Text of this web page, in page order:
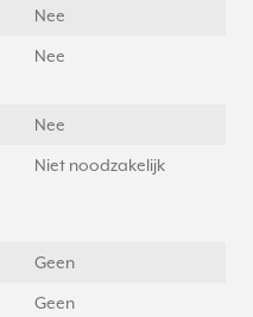
Nee
Nee
Nee
Niet noodzakelijk
Geen
Geen